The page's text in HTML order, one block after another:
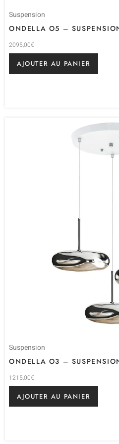
Suspension
ONDELLA O5 –
2095,00€
AJOUTER AU PANIER
Suspension
ONDELLA O3 –
1215,00€
AJOUTER AU PANIER